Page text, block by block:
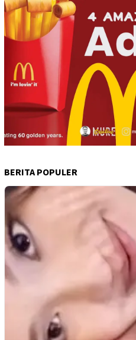
BERITA POPULER